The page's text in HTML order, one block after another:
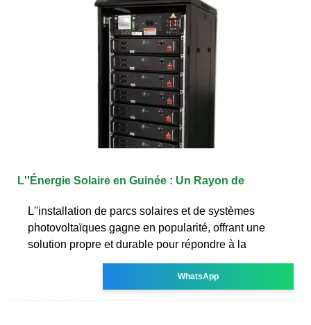
L''Énergie Solaire en Guinée : Un Rayon de
L''installation de parcs solaires et de systèmes
photovoltaïques gagne en popularité, offrant une
solution propre et durable pour répondre à la
WhatsApp